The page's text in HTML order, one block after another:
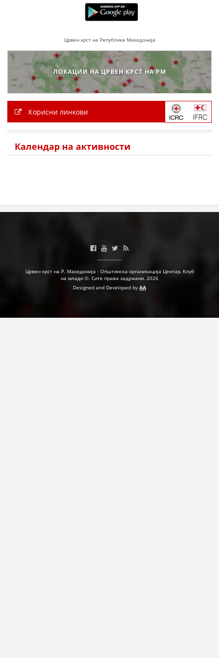
ПРИРАЧНИЦИ
ЕДУКАТИВНО ИНФОРМАТИВНИ МАТЕРИЈАЛИ
БРОШУРИ
ПОСТЕРИ
Црвен крст на Република Македонија
ЛОКАЦИИ НА ЦРВЕН КРСТ НА РМ
Корисни линкови
Календар на активности
Црвен крст на Р. Македонија - Општинска организација Центар, Клуб
на млади ©. Сите права задржани. 2026
Designed and Developed by AA